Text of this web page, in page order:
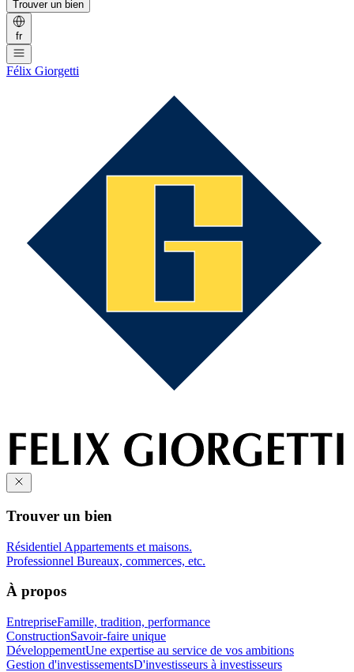
Trouver un bien
fr
Félix Giorgetti
Trouver un bien
Résidentiel Appartements et maisons.
Professionnel Bureaux, commerces, etc.
À propos
EntrepriseFamille, tradition, performance
ConstructionSavoir-faire unique
DéveloppementUne expertise au service de vos ambitions
Gestion d'investissementsD'investisseurs à investisseurs